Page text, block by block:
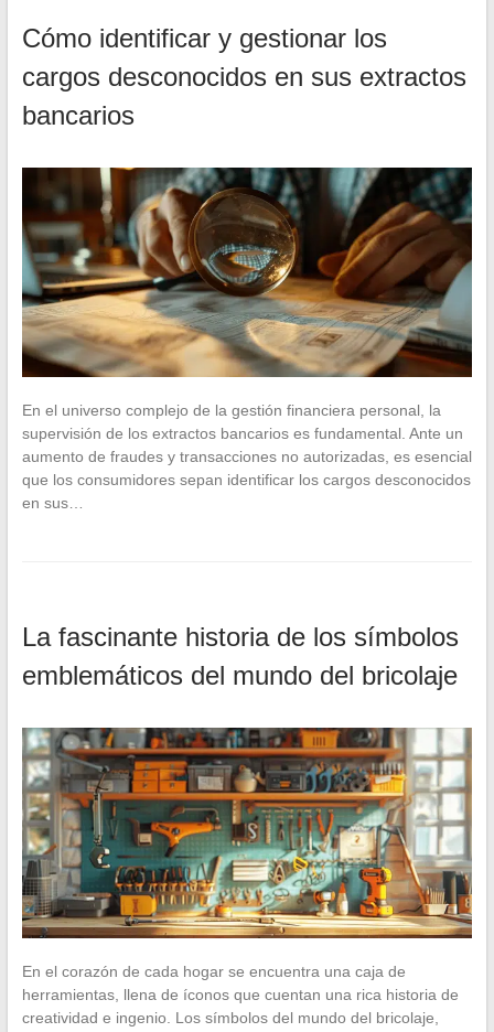
Cómo identificar y gestionar los
cargos desconocidos en sus extractos
bancarios
En el universo complejo de la gestión financiera personal, la
supervisión de los extractos bancarios es fundamental. Ante un
aumento de fraudes y transacciones no autorizadas, es esencial
que los consumidores sepan identificar los cargos desconocidos
en sus…
La fascinante historia de los símbolos
emblemáticos del mundo del bricolaje
En el corazón de cada hogar se encuentra una caja de
herramientas, llena de íconos que cuentan una rica historia de
creatividad e ingenio. Los símbolos del mundo del bricolaje,